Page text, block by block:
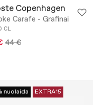
Copenhagen
Carafe - Grafinai
CL
44 €
nuolaida EXTRA15